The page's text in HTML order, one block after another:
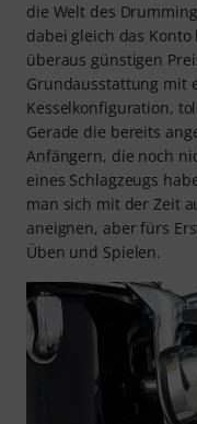
die Welt des
dabei gleich das
überaus günstigen
Grundausstattung mit
Kesselkonfiguration,
Gerade die bereits
Anfängern, die noch
eines Schlagzeugs
man sich mit der Zeit
aneignen, aber fürs
Üben und Spielen.